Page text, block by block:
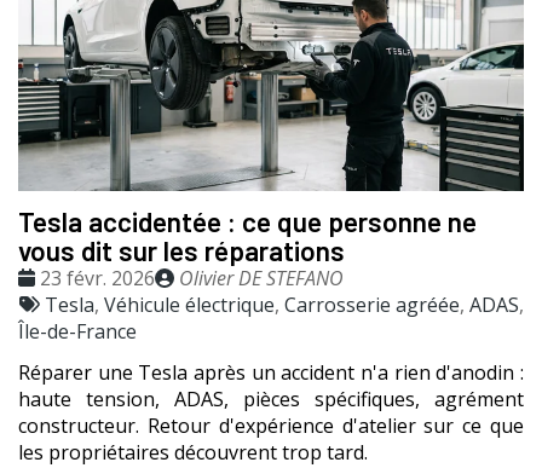
Tesla accidentée : ce que personne ne
vous dit sur les réparations
Date
:
23 févr. 2026
Publié
par
Olivier DE STEFANO
Tags
:
Tesla, Véhicule électrique, Carrosserie agréée, ADAS,
Île-de-France
Réparer une Tesla après un accident n'a rien d'anodin :
haute tension, ADAS, pièces spécifiques, agrément
constructeur. Retour d'expérience d'atelier sur ce que
les propriétaires découvrent trop tard.